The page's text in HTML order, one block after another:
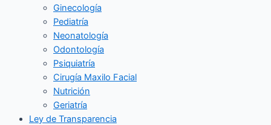
Ginecología
Pediatría
Neonatología
Odontología
Psiquiatría
Cirugía Maxilo Facial
Nutrición
Geriatría
Ley de Transparencia